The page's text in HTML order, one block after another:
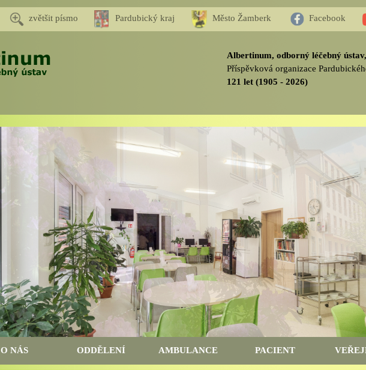
zvětšit písmo Pardubický kraj Město Žamberk Facebook
Albertinum, odborný léčebný
Příspěvková organizace
121 let (1905 - 2026)
O NÁS ODDĚLENÍ AMBULANCE PACIENT